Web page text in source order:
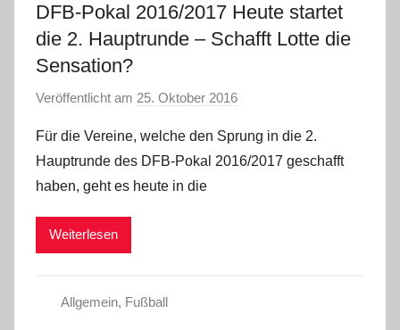
DFB-Pokal 2016/2017 Heute startet
die 2. Hauptrunde – Schafft Lotte die
Sensation?
Veröffentlicht am 25. Oktober 2016
n
C
Für die Vereine, welche den Sprung in die 2.
Hauptrunde des DFB-Pokal 2016/2017 geschafft
haben, geht es heute in die
Weiterlesen
Allgemein, Fußball